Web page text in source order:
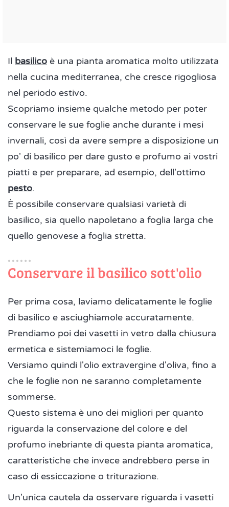
Il basilico è una pianta aromatica molto utilizzata
nella cucina mediterranea, che cresce rigogliosa
nel periodo estivo.
Scopriamo insieme qualche metodo per poter
conservare le sue foglie anche durante i mesi
invernali, così da avere sempre a disposizione un
po' di basilico per dare gusto e profumo ai vostri
piatti e per preparare, ad esempio, dell'ottimo
pesto.
È possibile conservare qualsiasi varietà di
basilico, sia quello napoletano a foglia larga che
quello genovese a foglia stretta.
Conservare il basilico sott'olio
Per prima cosa, laviamo delicatamente le foglie
di basilico e asciughiamole accuratamente.
Prendiamo poi dei vasetti in vetro dalla chiusura
ermetica e sistemiamoci le foglie.
Versiamo quindi l'olio extravergine d'oliva, fino a
che le foglie non ne saranno completamente
sommerse.
Questo sistema è uno dei migliori per quanto
riguarda la conservazione del colore e del
profumo inebriante di questa pianta aromatica,
caratteristiche che invece andrebbero perse in
caso di essiccazione o triturazione.
Un'unica cautela da osservare riguarda i vasetti